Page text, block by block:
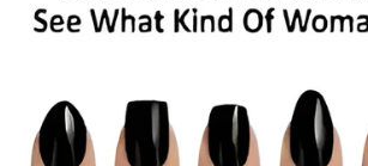
-109
O enfrentamento das arboviroses exige
controle do vetor, manejo clínico
população. O Plano detalha o perfil